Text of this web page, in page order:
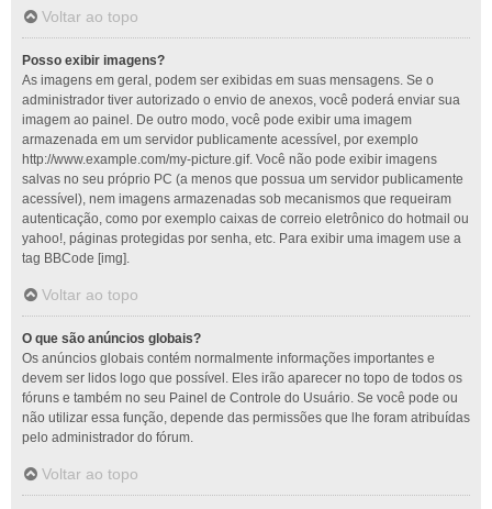
Voltar ao topo
Posso exibir imagens?
As imagens em geral, podem ser exibidas em suas mensagens. Se o
administrador tiver autorizado o envio de anexos, você poderá enviar sua
imagem ao painel. De outro modo, você pode exibir uma imagem
armazenada em um servidor publicamente acessível, por exemplo
http://www.example.com/my-picture.gif. Você não pode exibir imagens
salvas no seu próprio PC (a menos que possua um servidor publicamente
acessível), nem imagens armazenadas sob mecanismos que requeiram
autenticação, como por exemplo caixas de correio eletrônico do hotmail ou
yahoo!, páginas protegidas por senha, etc. Para exibir uma imagem use a
tag BBCode [img].
Voltar ao topo
O que são anúncios globais?
Os anúncios globais contém normalmente informações importantes e
devem ser lidos logo que possível. Eles irão aparecer no topo de todos os
fóruns e também no seu Painel de Controle do Usuário. Se você pode ou
não utilizar essa função, depende das permissões que lhe foram atribuídas
pelo administrador do fórum.
Voltar ao topo